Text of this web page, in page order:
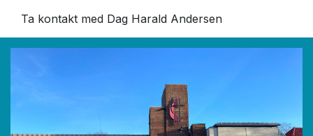
Ta kontakt med Dag Harald Andersen